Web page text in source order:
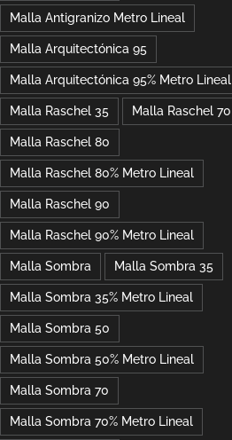
Malla Antigranizo Metro Lineal
Malla Arquitectónica 95
Malla Arquitectónica 95% Metro Lineal
Malla Raschel 35 Malla Raschel 70
Malla Raschel 80
Malla Raschel 80% Metro Lineal
Malla Raschel 90
Malla Raschel 90% Metro Lineal
Malla Sombra Malla Sombra 35
Malla Sombra 35% Metro Lineal
Malla Sombra 50
Malla Sombra 50% Metro Lineal
Malla Sombra 70
Malla Sombra 70% Metro Lineal